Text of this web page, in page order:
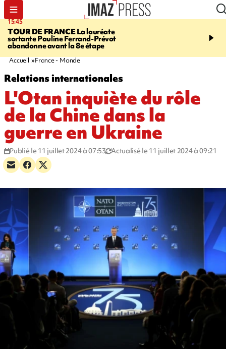
15:45
TOUR DE FRANCELa lauréate
sortante Pauline Ferrand-Prévot
abandonne avant la 8e étape
20:17
routière, concours de
Accueil France - Monde
Relations internationales
L'Otan inquiète du rôle
de la Chine dans la
guerre en Ukraine
Publié le 11 juillet 2024 à 07:53 Actualisé le 11 juillet 2024 à 09:21